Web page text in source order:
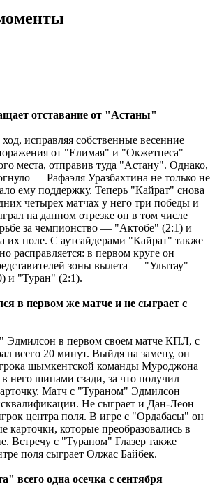
отставание от "Астаны"
исправляя собственные весенние
от "Елимая" и "Окжетпеса"
места, отправив туда "Астану". Однако,
― Рафаэля Уразбахтина не только не
ему поддержку. Теперь "Кайрат" снова
четырех матчах у него три победы и
на данном отрезке он в том числе
за чемпионство ― "Актобе" (2:1) и
их поле. С аутсайдерами "Кайрат" также
расправляется: в первом круге он
зоны вылета ― "Улытау"
и "Туран" (2:1).
в первом же матче и не сыграет с
Эдмилсон в первом своем матче КПЛ, с
всего 20 минут. Выйдя на замену, он
шымкентской команды Муроджона
него шипами сзади, за что получил
Матч с "Тураном" Эдмилсон
Не сыграет и Дан-Леон
центра поля. В игре с "Ордабасы" он
карточки, которые преобразовались в
Встречу с "Тураном" Глазер также
поля сыграет Олжас Байбек.
всего одна осечка с сентября